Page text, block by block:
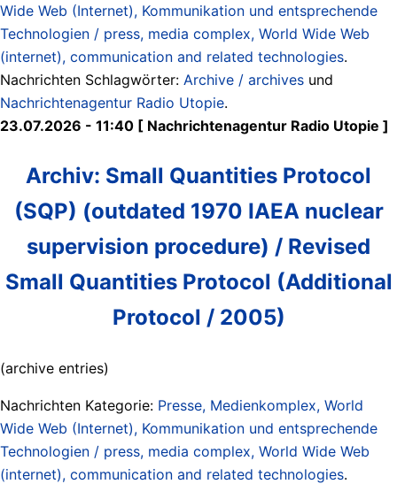
Wide Web (Internet), Kommunikation und entsprechende
Technologien / press, media complex, World Wide Web
(internet), communication and related technologies.
Nachrichten Schlagwörter: Archive / archives und
Nachrichtenagentur Radio Utopie.
23.07.2026 - 11:40 [ Nachrichtenagentur Radio Utopie ]
Archiv: Small Quantities Protocol
(SQP) (outdated 1970 IAEA nuclear
supervision procedure) / Revised
Small Quantities Protocol (Additional
Protocol / 2005)
(archive entries)
Nachrichten Kategorie: Presse, Medienkomplex, World
Wide Web (Internet), Kommunikation und entsprechende
Technologien / press, media complex, World Wide Web
(internet), communication and related technologies.